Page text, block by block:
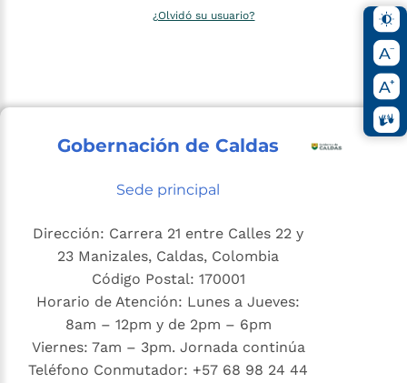
¿Olvidó su usuario?
Gobernación de Caldas
Sede principal
Dirección: Carrera 21 entre Calles 22 y
23 Manizales, Caldas, Colombia
Código Postal: 170001
Horario de Atención: Lunes a Jueves:
8am – 12pm y de 2pm – 6pm
Viernes: 7am – 3pm. Jornada continúa
Teléfono Conmutador: +57 68 98 24 44